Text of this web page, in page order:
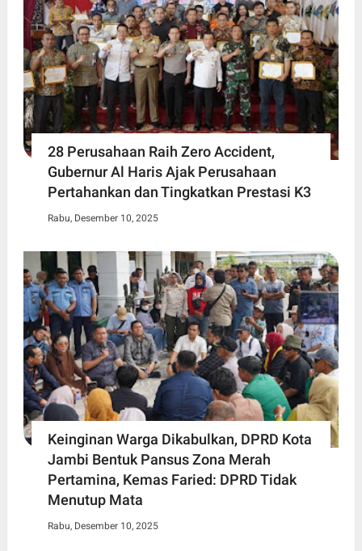
28 Perusahaan Raih Zero Accident,
Gubernur Al Haris Ajak Perusahaan
Pertahankan dan Tingkatkan Prestasi K3
Rabu, Desember 10, 2025
Keinginan Warga Dikabulkan, DPRD Kota
Jambi Bentuk Pansus Zona Merah
Pertamina, Kemas Faried: DPRD Tidak
Menutup Mata
Rabu, Desember 10, 2025